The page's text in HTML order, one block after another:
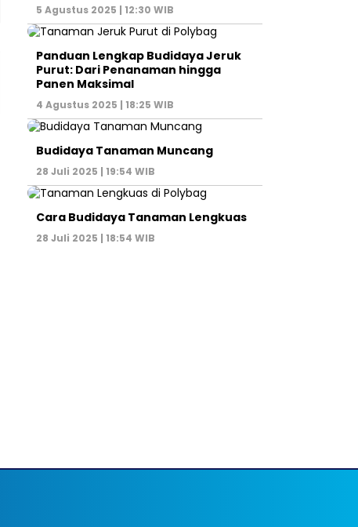
5 Agustus 2025 | 12:30 WIB
Panduan Lengkap Budidaya Jeruk
Purut: Dari Penanaman hingga
Panen Maksimal
4 Agustus 2025 | 18:25 WIB
Budidaya Tanaman Muncang
28 Juli 2025 | 19:54 WIB
Cara Budidaya Tanaman Lengkuas
28 Juli 2025 | 18:54 WIB